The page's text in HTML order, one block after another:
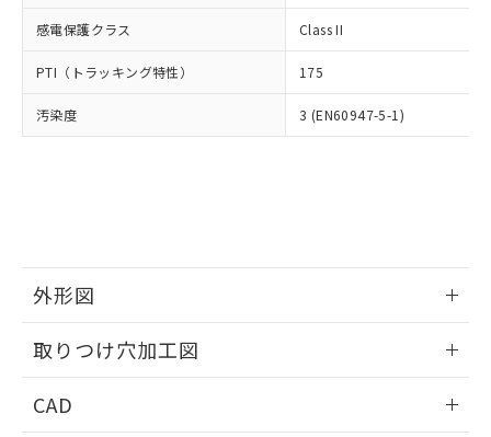
感電保護クラス Class II
PTI（トラッキング特性） 175
汚染度 3 (EN60947-5-1)
外形図
取りつけ穴加工図
CAD
品・サービスに関するお客様との取
引・商談に必要な範囲で利用すること
をご了承ください。
※当社の共同利用者とは、"個人情報
の「1.共同利
用者の範囲」に記載されている法人を
下記の非含有証明書をダウンロードするこ
とができます。
EU RoHS指令（10物質）の非含有証明書
51物質の非含有証明書（当社基準）
※本証明書は発行日時点で非含有を証明す
欄に対応日を記載しておりました。
既に当社にて対応品への在庫切替を完了
り、2022年1月12日より割愛しておりま
す。